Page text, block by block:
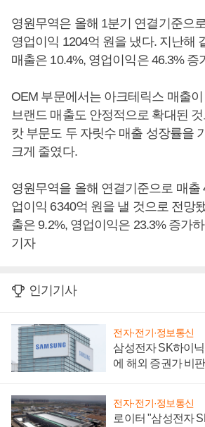
영원무역은 올해 1분기 연결기준으
영업이익 1204억 원을 냈다. 지난해
매출은 10.4%, 영업이익은 46.3% 증
OEM 부문에서는 아크테릭스 매출
브랜드 매출도 안정적으로 확대된
캇 부문도 두 자릿수 매출 성장률을
크게 줄였다.
영원무역을 올해 연결기준으로 매출
업이익 6340억 원을 낼 것으로 전망
출은 9.2%, 영업이익은 23.3% 증가
기자
인기기사
전자·전기·정보통신
삼성전자 SK하이
에 해외 증권가 비
전자·전기·정보통신
로이터 "삼성전자